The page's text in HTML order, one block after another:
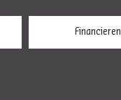
Financieren